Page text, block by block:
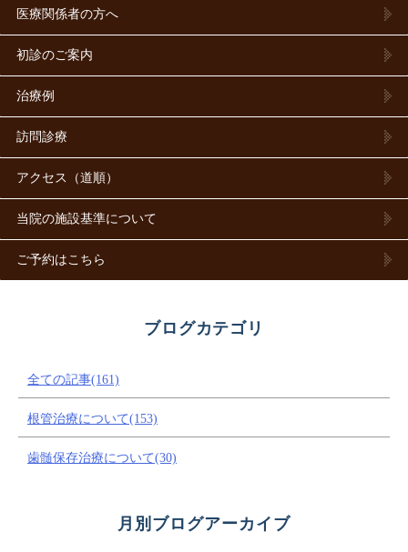
医療関係者の方へ
初診のご案内
治療例
訪問診療
アクセス（道順）
当院の施設基準について
ご予約はこちら
ブログカテゴリ
全ての記事(161)
根管治療について(153)
歯髄保存治療について(30)
月別ブログアーカイブ